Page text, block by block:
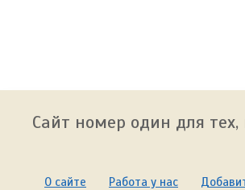
Сайт номер один для
О сайте Работа у нас